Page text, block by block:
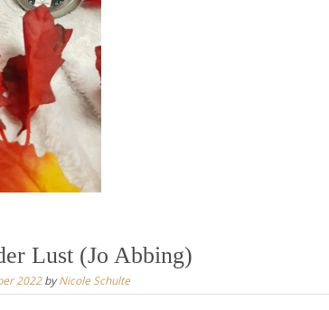
Lust (Jo Abbing)
2022byNicole Schulte